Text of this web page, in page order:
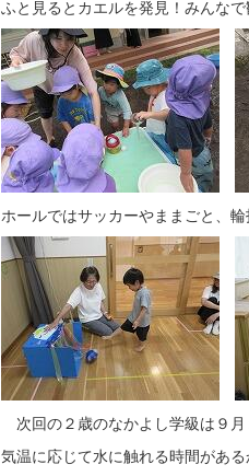
ふと見るとカエルを発見！みんなで
ホールではサッカーやままごと、
次回の２歳のなかよし学級は９月
気温に応じて水に触れる時間があ